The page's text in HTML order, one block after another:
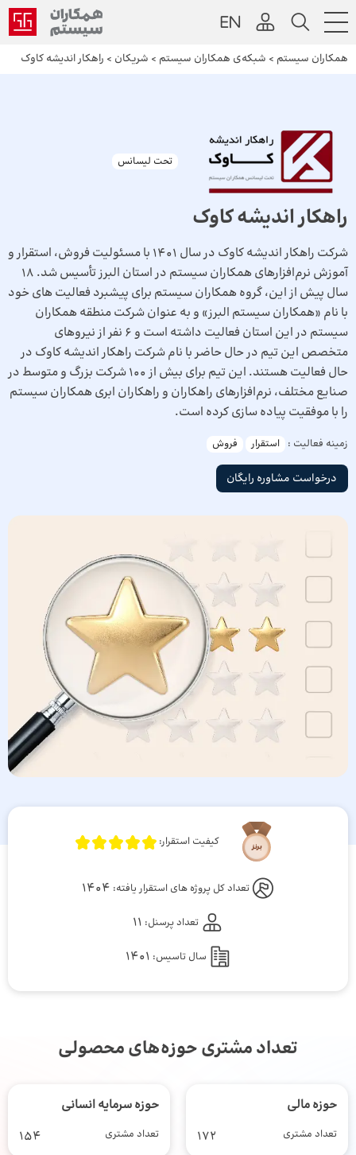
همکاران سیستم > شبکه‌ی همکاران سیستم > شریکان > راهکار اندیشه کاوک
تحت لیسانس
راهکار اندیشه کاوک
شرکت راهکار اندیشه کاوک در سال 1401 با مسئولیت فروش، استقرار و
آموزش نرم‌افزارهای همکاران سیستم در استان البرز تأسیس شد. 18
سال پیش از این، گروه همکاران سیستم برای پیشبرد فعالیت های خود
با نام «همکاران سیستم البرز» و به عنوان شرکت منطقه همکاران
سیستم در این استان فعالیت داشته است و 6 نفر از نیروهای
متخصص این تیم در حال حاضر با نام شرکت راهکار اندیشه کاوک در
حال فعالیت هستند. این تیم برای بیش از 100 شرکت بزرگ و متوسط در
صنایع مختلف، نرم‌افزارهای راهکاران و راهکاران ابری همکاران سیستم
را با موفقیت پیاده سازی کرده است.
زمینه فعالیت : استقرار فروش
درخواست مشاوره رایگان
کیفیت استقرار:
تعداد کل پروژه های استقرار یافته: 1404
تعداد پرسنل: 11
سال تاسیس: 1401
تعداد مشتری حوزه‌های محصولی
حوزه مالی
تعداد مشتری 172
حوزه سرمایه انسانی
تعداد مشتری 154